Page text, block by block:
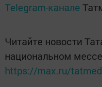
Telegram-канале
Читайте новости
национальном
https://max.ru/